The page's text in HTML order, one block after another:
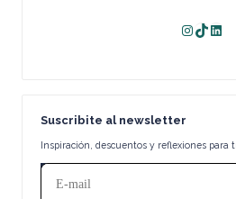
TikTok
Suscribite al newsletter
Inspiración, descuentos y reflexiones para